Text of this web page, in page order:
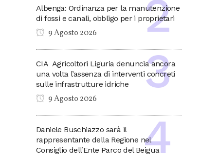
Albenga: Ordinanza per la manutenzione
di fossi e canali, obbligo per i proprietari
9 Agosto 2026
CIA Agricoltori Liguria denuncia ancora
una volta l’assenza di interventi concreti
sulle infrastrutture idriche
9 Agosto 2026
Daniele Buschiazzo sarà il
rappresentante della Regione nel
Consiglio dell’Ente Parco del Beigua